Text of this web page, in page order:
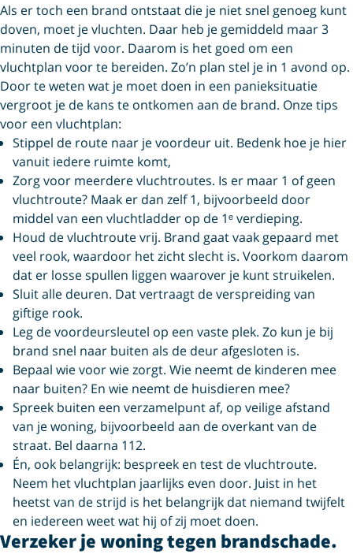
Als er toch een brand ontstaat die je niet snel genoeg kunt
doven, moet je vluchten. Daar heb je gemiddeld maar 3
minuten de tijd voor. Daarom is het goed om een
vluchtplan voor te bereiden. Zo’n plan stel je in 1 avond op.
Door te weten wat je moet doen in een panieksituatie
vergroot je de kans te ontkomen aan de brand. Onze tips
voor een vluchtplan:
Stippel de route naar je voordeur uit. Bedenk hoe je hier
vanuit iedere ruimte komt,
Zorg voor meerdere vluchtroutes. Is er maar 1 of geen
vluchtroute? Maak er dan zelf 1, bijvoorbeeld door
middel van een vluchtladder op de 1ᵉ verdieping.
Houd de vluchtroute vrij. Brand gaat vaak gepaard met
veel rook, waardoor het zicht slecht is. Voorkom daarom
dat er losse spullen liggen waarover je kunt struikelen.
Sluit alle deuren. Dat vertraagt de verspreiding van
giftige rook.
Leg de voordeursleutel op een vaste plek. Zo kun je bij
brand snel naar buiten als de deur afgesloten is.
Bepaal wie voor wie zorgt. Wie neemt de kinderen mee
naar buiten? En wie neemt de huisdieren mee?
Spreek buiten een verzamelpunt af, op veilige afstand
van je woning, bijvoorbeeld aan de overkant van de
straat. Bel daarna 112.
Én, ook belangrijk: bespreek en test de vluchtroute.
Neem het vluchtplan jaarlijks even door. Juist in het
heetst van de strijd is het belangrijk dat niemand twijfelt
en iedereen weet wat hij of zij moet doen.
Verzeker je woning tegen brandschade.